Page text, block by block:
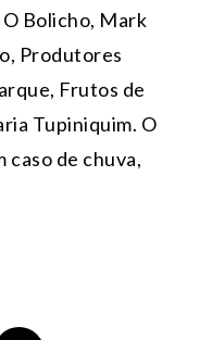
Bolicho, Mark
Produtores
Frutos de
Tupiniquim. O
caso de chuva,